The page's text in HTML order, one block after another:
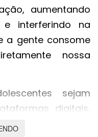
aumentando
interferindo na
a gente consome
nossa
sejam
digitais,
têm sofrido de